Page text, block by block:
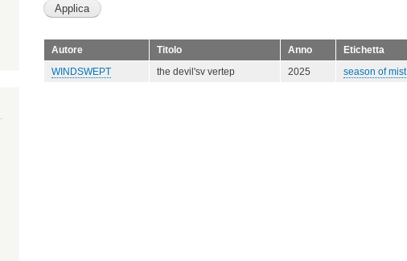
Autore Titolo Anno Etichetta
WINDSWEPT
the devil'sv vertep 2025 season of mist